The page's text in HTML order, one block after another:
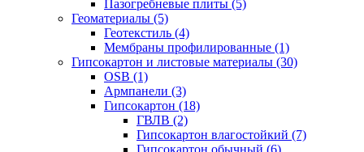
Пазогребневые плиты (5)
Геоматериалы (5)
Геотекстиль (4)
Мембраны профилированные (1)
Гипсокартон и листовые материалы (30)
OSB (1)
Армпанели (3)
Гипсокартон (18)
ГВЛВ (2)
Гипсокартон влагостойкий (7)
Гипсокартон обычный (6)